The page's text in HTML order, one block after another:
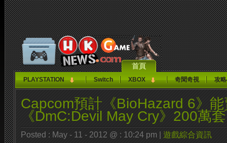
首頁
PLAYSTATION Switch XBOX 奇聞奇視 攻
Capcom預計《BioHazard 6》
《DmC:Devil May Cry》200萬套
Posted : May - 11 - 2012 @ : 10:24 pm | 遊戲綜合資訊